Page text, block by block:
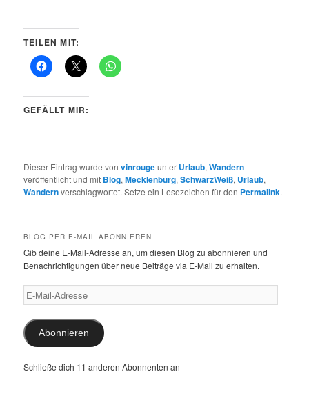
TEILEN MIT:
GEFÄLLT MIR:
Dieser Eintrag wurde vonvinrougeunter Urlaub,Wandern
veröffentlicht und mit Blog,Mecklenburg,SchwarzWeiß, Urlaub,
Wandernverschlagwortet. Setze ein Lesezeichen für den Permalink.
BLOG PER E-MAIL ABONNIEREN
Gib deine E-Mail-Adresse an, um diesen Blog zu abonnieren und
Benachrichtigungen über neue Beiträge via E-Mail zu erhalten.
E-
Mail-
Adresse
Abonnieren
Schließe dich 11 anderen Abonnenten an